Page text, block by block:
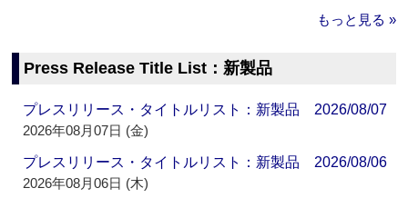
もっと見る »
Press Release Title List：新製品
プレスリリース・タイトルリスト：新製品 2026/08/07
2026年08月07日 (金)
プレスリリース・タイトルリスト：新製品 2026/08/06
2026年08月06日 (木)